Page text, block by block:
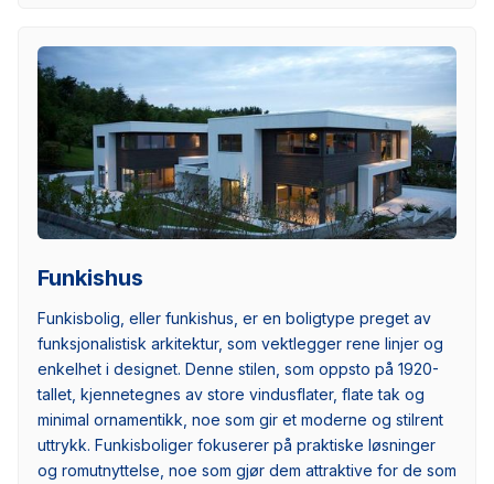
Funkishus
Funkisbolig, eller funkishus, er en boligtype preget av
funksjonalistisk arkitektur, som vektlegger rene linjer og
enkelhet i designet. Denne stilen, som oppsto på 1920-
tallet, kjennetegnes av store vindusflater, flate tak og
minimal ornamentikk, noe som gir et moderne og stilrent
uttrykk. Funkisboliger fokuserer på praktiske løsninger
og romutnyttelse, noe som gjør dem attraktive for de som